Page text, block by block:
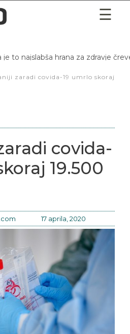
to najslabša hrana za zdravje
zaradi covida-19 umrlo skoraj
covida-
19.500
17 aprila, 2020